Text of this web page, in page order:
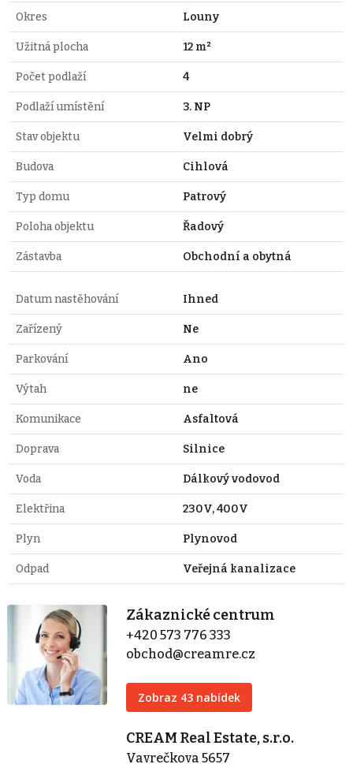
Okres Louny
Užitná plocha 12 m²
Počet podlaží 4
Podlaží umístění 3. NP
Stav objektu Velmi dobrý
Budova Cihlová
Typ domu Patrový
Poloha objektu Řadový
Zástavba Obchodní a obytná
Datum nastěhování Ihned
Zařízený Ne
Parkování Ano
Výtah ne
Komunikace Asfaltová
Doprava Silnice
Voda Dálkový vodovod
Elektřina 230V, 400V
Plyn Plynovod
Odpad Veřejná kanalizace
Zákaznické centrum
+420 573 776 333
obchod@creamre.cz
Zobraz 43 nabídek
CREAM Real Estate, s.r.o.
Vavrečkova 5657